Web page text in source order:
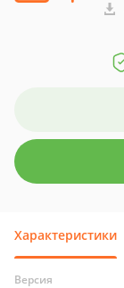
Характеристики
Версия